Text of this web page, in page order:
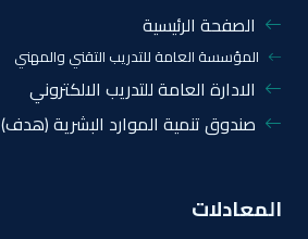
الصفحة الرئيسية
المؤسسة العامة للتدريب التقني والمهني
الادارة العامة للتدريب الالكتروني
صندوق تنمية الموارد البشرية (هدف)
المعادلات